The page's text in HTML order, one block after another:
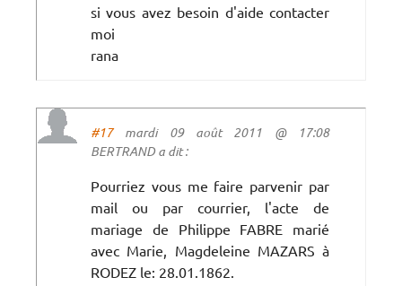
si vous avez besoin d'aide contacter
moi
rana
#17mardi 09 août 2011 @ 17:08
BERTRAND a dit :
Pourriez vous me faire parvenir par
mail ou par courrier, l'acte de
mariage de Philippe FABRE marié
avec Marie, Magdeleine MAZARS à
RODEZ le: 28.01.1862.